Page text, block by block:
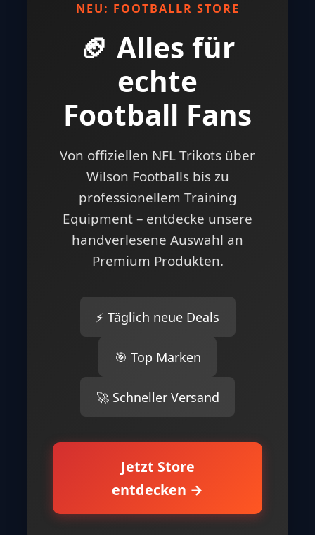
NEU: FOOTBALLR STORE
🏈 Alles für
echte
Football Fans
Von offiziellen NFL Trikots über
Wilson Footballs bis zu
professionellem Training
Equipment – entdecke unsere
handverlesene Auswahl an
Premium Produkten.
⚡ Täglich neue Deals
🎯 Top Marken
🚀 Schneller Versand
Jetzt Store
entdecken →